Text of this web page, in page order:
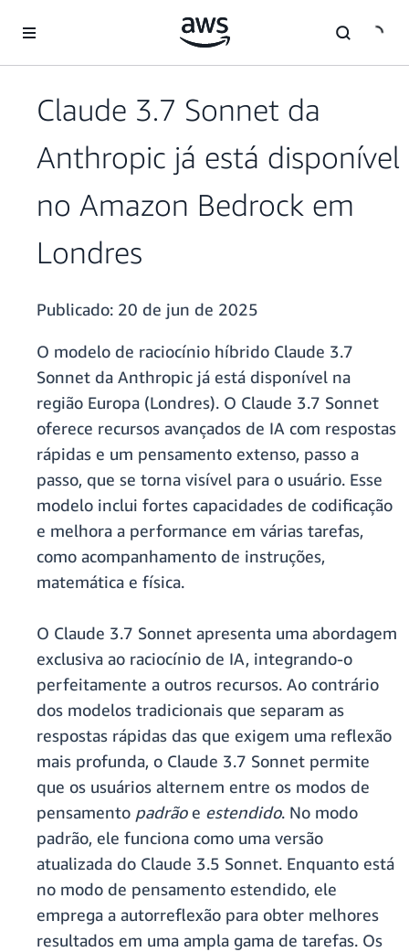
Pular para o conteúdo principal
Claude 3.7 Sonnet da
Anthropic já está disponível
no Amazon Bedrock em
Londres
Publicado: 20 de jun de 2025
O modelo de raciocínio híbrido Claude 3.7
Sonnet da Anthropic já está disponível na
região Europa (Londres). O Claude 3.7 Sonnet
oferece recursos avançados de IA com respostas
rápidas e um pensamento extenso, passo a
passo, que se torna visível para o usuário. Esse
modelo inclui fortes capacidades de codificação
e melhora a performance em várias tarefas,
como acompanhamento de instruções,
matemática e física.
O Claude 3.7 Sonnet apresenta uma abordagem
exclusiva ao raciocínio de IA, integrando-o
perfeitamente a outros recursos. Ao contrário
dos modelos tradicionais que separam as
respostas rápidas das que exigem uma reflexão
mais profunda, o Claude 3.7 Sonnet permite
que os usuários alternem entre os modos de
pensamento padrãoe estendido. No modo
padrão, ele funciona como uma versão
atualizada do Claude 3.5 Sonnet. Enquanto está
no modo de pensamento estendido, ele
emprega a autorreflexão para obter melhores
resultados em uma ampla gama de tarefas. Os